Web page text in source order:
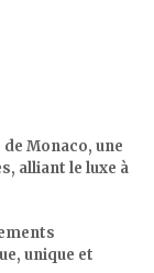
Monaco, une
alliant le luxe à
unique et